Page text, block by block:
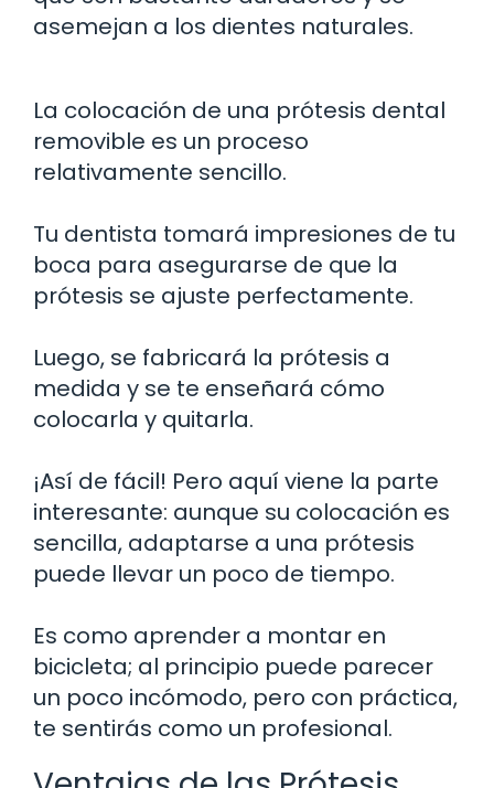
asemejan a los dientes naturales.
La colocación de una prótesis dental
removible es un proceso
relativamente sencillo.
Tu dentista tomará impresiones de tu
boca para asegurarse de que la
prótesis se ajuste perfectamente.
Luego, se fabricará la prótesis a
medida y se te enseñará cómo
colocarla y quitarla.
¡Así de fácil! Pero aquí viene la parte
interesante: aunque su colocación es
sencilla, adaptarse a una prótesis
puede llevar un poco de tiempo.
Es como aprender a montar en
bicicleta; al principio puede parecer
un poco incómodo, pero con práctica,
te sentirás como un profesional.